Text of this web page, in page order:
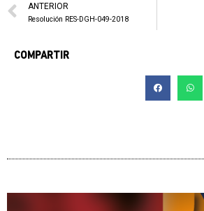
ANTERIOR
Resolución RES-DGH-049-2018
COMPARTIR